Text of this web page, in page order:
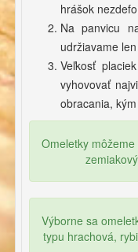
hrášok
Na panvicu
udržiavame
Veľkosť
vyhovovať
obracania,
Omeletky
Výborne sa
typu hrachová,